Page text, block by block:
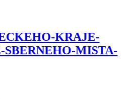
KRAJE-
MISTA-